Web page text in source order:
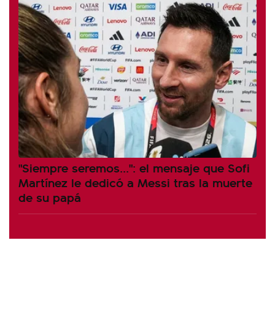
"Siempre seremos...": el mensaje que Sofi
Martínez le dedicó a Messi tras la muerte
de su papá